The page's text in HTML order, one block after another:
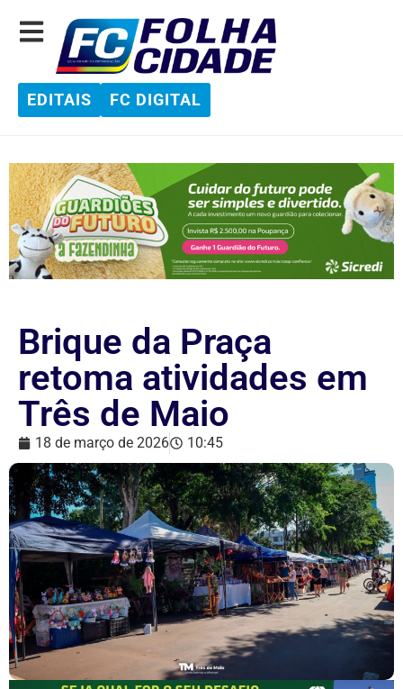
EDITAIS FC DIGITAL
Brique da Praça
retoma atividades em
Três de Maio
18 de março de 2026 10:45